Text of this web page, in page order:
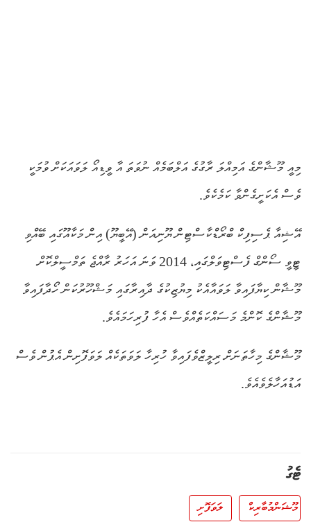
މިއީ މޫޝާންގެ އަމިއްލަ ރާގުގެ އަލްބަމެއް ނުވަތަ އާ ވީޑިއޯ ލަވައަކަށް ވުމަކީ
ވެސް އެކަށީގެންވާ ކަމެކެވެ.
އޭޝިއާ ޕެސިފިކް ބްރޯޑްކާސްޓިން ޔޫނިއަން (އޭބީޔޫ) އިން މަކާއޫގައި ބޭއްވި
ޓީވީ ސޯންގް ފެސްޓިވަލްގައި، 2014 ވަނަ އަހަރު ރާއްޖެ ތަމްސީލްކޮށް
މޫޝާން ކިޔާފައިވާ ލަވައާއެކު މިޔުޒިކުގެ ދާއިރާގައި މަޝްހޫރުކަން ހޯދާފައިވާ
މޫޝާންގެ ކޮންމެ މަސައްކަތެއްވެސް އެހާ ފުރިހަމައެވެ.
މޫޝާންގެ މިހާތަނަށް ރިލީޒްވެފައިވާ ހުރިހާ ލަވަތަކެއް ލަވަފޮށިން އެޕުން ވެސް
އަޑުއަހާލެވެއެވެ.
ޓެގު
މޫޝަން މުބާރިކް ލަވަފޮށި